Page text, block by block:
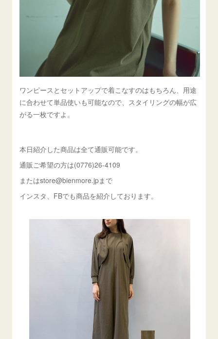
ワンピースとセットアップで着こなすのはもちろん、用途
に合わせて単品使いも可能なので、スタイリングの幅が広
がる一枚ですよ。
本日紹介した商品は全て通販可能です。
通販ご希望の方は(0776)26-4109
またはstore@bienmore.jpまで
インスタ、FBでも商品を紹介しております。